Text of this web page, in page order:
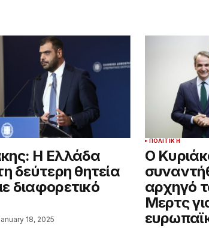
Η Ελλάδα
δεύτερη θητεία
διαφορετικό
18, 2025
ΠΟΛΙΤΙΚΉ
Ο
αρχηγό
Μερτς